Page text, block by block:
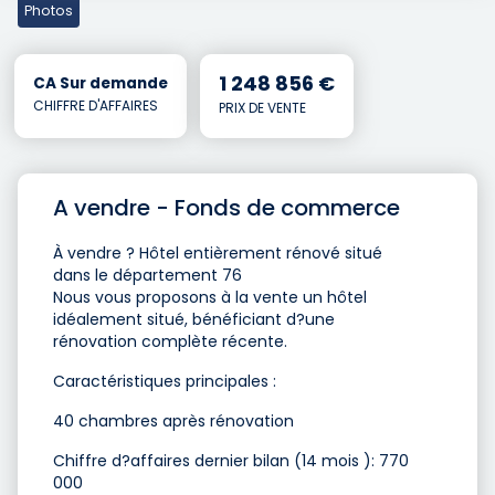
Photos
CA Sur demande
CHIFFRE D'AFFAIRES
1 248 856 €
PRIX DE VENTE
A vendre - Fonds de commerce
À vendre ? Hôtel entièrement rénové situé
dans le département 76
Nous vous proposons à la vente un hôtel
idéalement situé, bénéficiant d?une
rénovation complète récente.
Caractéristiques principales :
40 chambres après rénovation
Chiffre d?affaires dernier bilan (14 mois ): 770
000 